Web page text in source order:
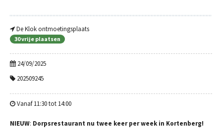
De Klok ontmoetingsplaats
30 vrije plaatsen
24/09/2025
202509245
Vanaf 11:30 tot 14:00
NIEUW: Dorpsrestaurant nu twee keer per week in Kortenberg!